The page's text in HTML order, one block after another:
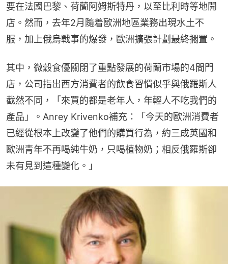
要在法國巴黎、荷蘭阿姆斯特丹，以至比利時等地開
店。然而，去年2月隨着歐洲地區業務出現水土不
服，加上俄烏戰事的爆發，歐洲擴張計劃最終擱置。
其中，微穀食優關閉了重點發展的荷蘭市場的4間門
店，公司指出西方消費者的飲食習慣似乎與俄羅斯人
截然不同，「來買的都是老年人，年輕人不吃我們的
產品」。Anrey Krivenko補充：「今天的歐洲消費者
已經從根本上改變了他們的購買行為，約三成英國和
歐洲青年不再喝純牛奶，只喝植物奶；相反俄羅斯卻
未有見到這種變化。」